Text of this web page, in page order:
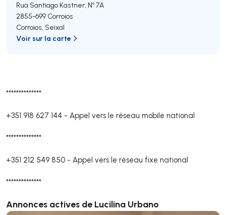
**************
+351 918 627 144 - Appel vers le réseau mobile national
**************
+351 212 549 850 - Appel vers le réseau fixe national
**************
Annonces actives de Lucilina Urbano
Rua Santiago Kastner, Nº 7A
2855-699 Corroios
Corroios, Seixal
Voir sur la carte